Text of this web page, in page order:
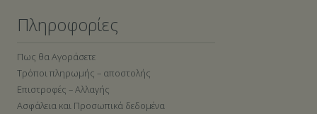
Πληροφορίες
Πως θα Αγοράσετε
Τρόποι πληρωμής – αποστολής
Επιστροφές – Αλλαγής
Ασφάλεια και Προσωπικά δεδομένα